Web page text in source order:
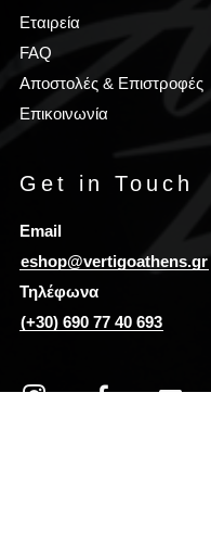
Εταιρεία
FAQ
Αποστολές & Επιστροφές
Επικοινωνία
Get in Touch
Email
eshop@vertigoathens.gr
Τηλέφωνα
(+30) 690 77 40 693